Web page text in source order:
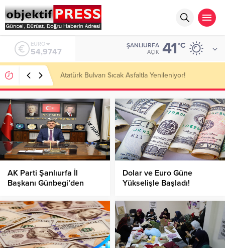
ALTIN
6.499,25
ŞANLIURFA
AÇIK 41°C
Temmuzda IPARD III Kapsamında 634,3 Milyon Lira
Hibe Ödemesi Yapıldı!
AK Parti Şanlıurfa İl
Başkanı Günbegi’den
Dolar ve Euro Güne
Yükselişle Başladı!